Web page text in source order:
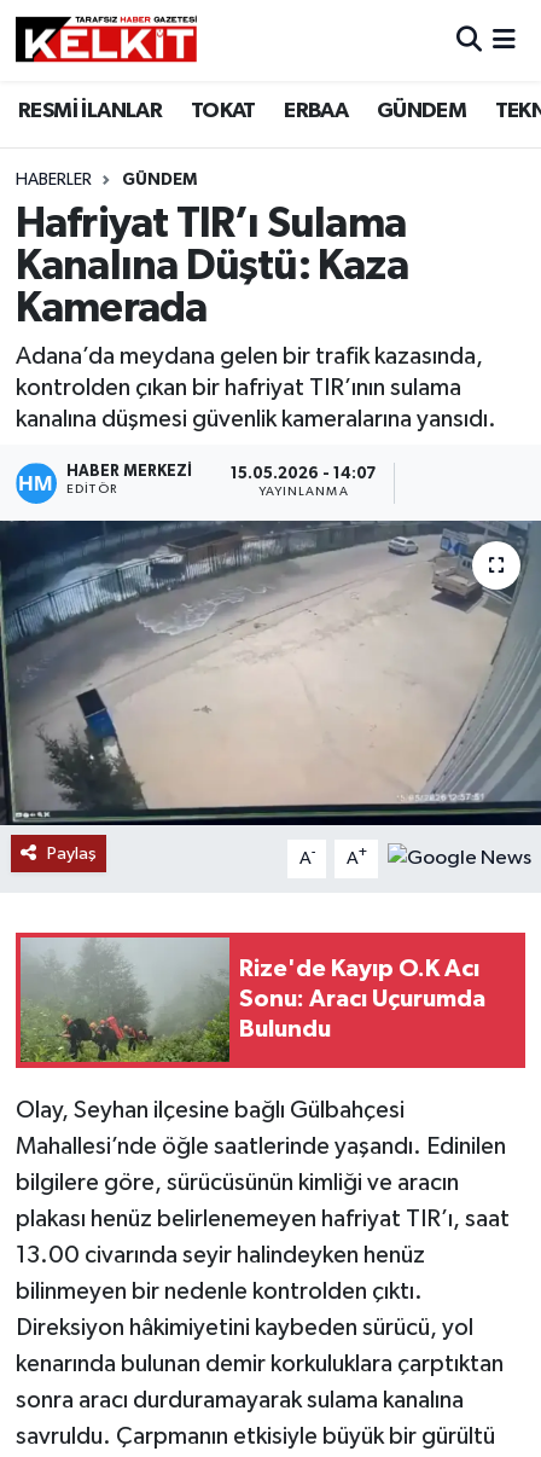
RESMİ İLANLAR TOKAT ERBAA GÜNDEM
HABERLER GÜNDEM
Hafriyat TIR’ı Sulama
Kanalına Düştü: Kaza
Kamerada
Adana’da meydana gelen bir trafik kazasında,
kontrolden çıkan bir hafriyat TIR’ının sulama
kanalına düşmesi güvenlik kameralarına yansıdı.
HABER MERKEZİ
EDITÖR
15.05.2026 - 14:07
YAYINLANMA
Paylaş A- A+
Rize'de Kayıp O.K Acı
Sonu: Aracı Uçurumda
Bulundu
Olay, Seyhan ilçesine bağlı Gülbahçesi
Mahallesi’nde öğle saatlerinde yaşandı. Edinilen
bilgilere göre, sürücüsünün kimliği ve aracın
plakası henüz belirlenemeyen hafriyat TIR’ı, saat
13.00 civarında seyir halindeyken henüz
bilinmeyen bir nedenle kontrolden çıktı.
Direksiyon hâkimiyetini kaybeden sürücü, yol
kenarında bulunan demir korkuluklara çarptıktan
sonra aracı durduramayarak sulama kanalına
savruldu. Çarpmanın etkisiyle büyük bir gürültü